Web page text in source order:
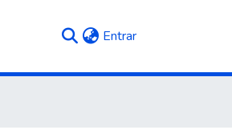
Entrar(current)